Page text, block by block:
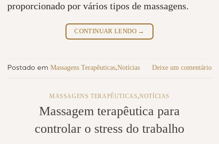
proporcionado por vários tipos de massagens.
CONTINUAR LENDO →
Postado em Massagens Terapêuticas,Notícias Deixe um comentário
MASSAGENS TERAPÊUTICAS,NOTÍCIAS
Massagem terapêutica para
controlar o stress do trabalho